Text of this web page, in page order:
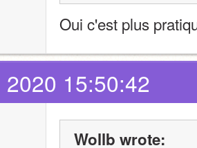
Oui c'est plus
15:50:42
Wollb wrote: